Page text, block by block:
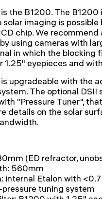
the B1200. The B1200
solar imaging is
chip. We
using cameras with
in which the blocking
1.25" eyepieces and
upgradeable with the
The optional DSII
"Pressure Tuner",
details on the solar
(ED refractor,
560mm
internal Etalon with
pressure tuning system